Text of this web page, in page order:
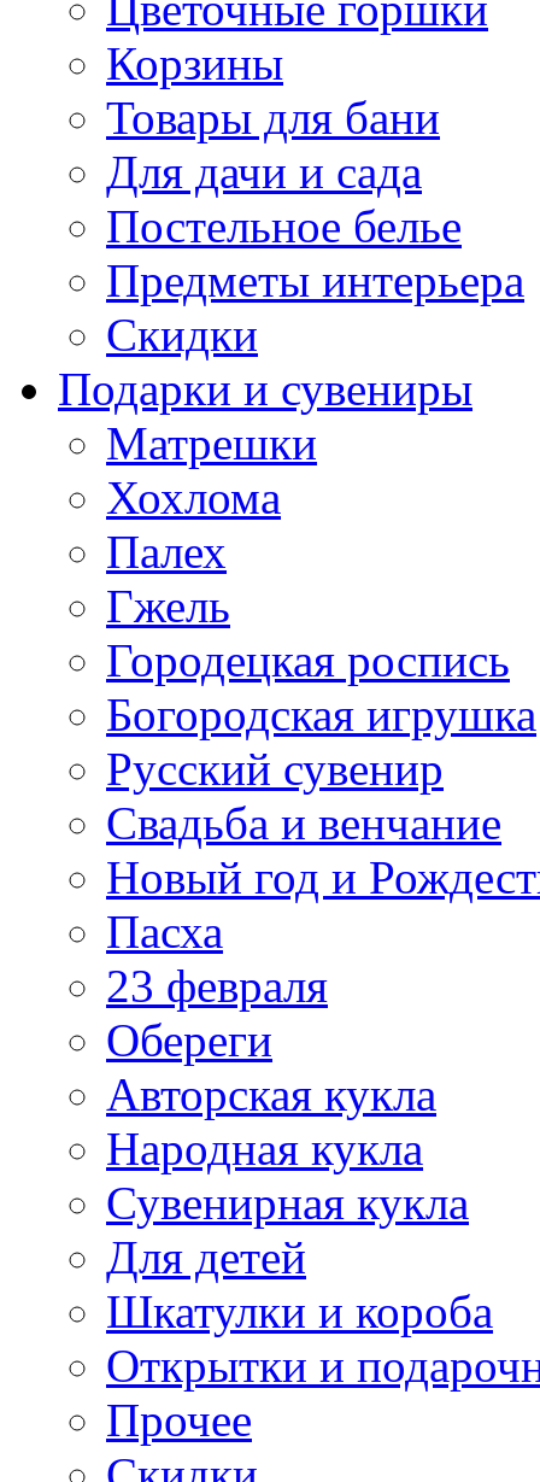
Корзины
Товары для бани
Для дачи и сада
Постельное белье
Предметы интерьера
Скидки
Подарки и сувениры
Матрешки
Хохлома
Палех
Гжель
Городецкая роспись
Богородская игрушка
Русский сувенир
Свадьба и венчание
Новый год и
Пасха
23 февраля
Обереги
Авторская кукла
Народная кукла
Сувенирная кукла
Для детей
Шкатулки и короба
Открытки и
Прочее